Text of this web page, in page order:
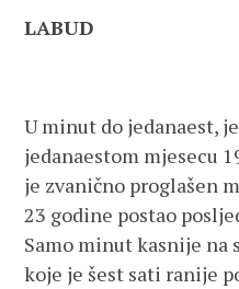
LABUD
U minut do jedanaest,
jedanaestom mjesecu
je zvanično proglašen
23 godine postao
Samo minut kasnije
koje je šest sati ranije